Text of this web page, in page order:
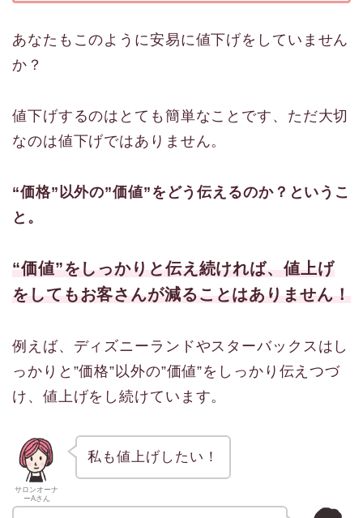
あなたもこのように安易に値下げをしていません
か？
値下げするのはとても簡単なことです、ただ大切
なのは値下げではありません。
“価格”以外の”価値”をどう伝えるのか？というこ
と。
“価値”をしっかりと伝え続ければ、値上げ
をしてもお客さんが減ることはありません！
例えば、ディズニーランドやスターバックスはし
っかりと”価格”以外の”価値”をしっかり伝えつづ
け、値上げをし続けています。
サロンオーナ
ーAさん
私も値上げしたい！